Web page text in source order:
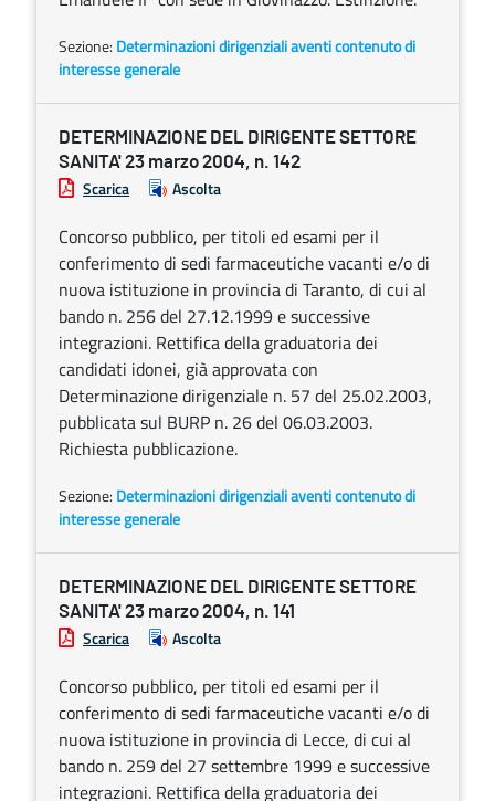
Sezione: Determinazioni dirigenziali aventi contenuto di
interesse generale
DETERMINAZIONE DEL DIRIGENTE SETTORE
SANITA' 23 marzo 2004, n. 142
Scarica Ascolta
Concorso pubblico, per titoli ed esami per il
conferimento di sedi farmaceutiche vacanti e/o di
nuova istituzione in provincia di Taranto, di cui al
bando n. 256 del 27.12.1999 e successive
integrazioni. Rettifica della graduatoria dei
candidati idonei, già approvata con
Determinazione dirigenziale n. 57 del 25.02.2003,
pubblicata sul BURP n. 26 del 06.03.2003.
Richiesta pubblicazione.
Sezione: Determinazioni dirigenziali aventi contenuto di
interesse generale
DETERMINAZIONE DEL DIRIGENTE SETTORE
SANITA' 23 marzo 2004, n. 141
Scarica Ascolta
Concorso pubblico, per titoli ed esami per il
conferimento di sedi farmaceutiche vacanti e/o di
nuova istituzione in provincia di Lecce, di cui al
bando n. 259 del 27 settembre 1999 e successive
integrazioni. Rettifica della graduatoria dei